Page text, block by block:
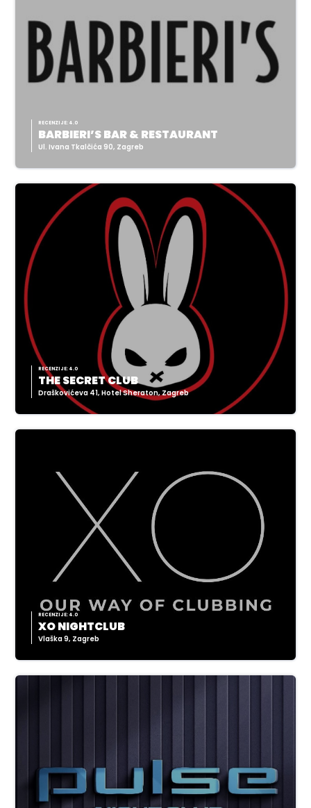
RECENZIJE: 4.0
BARBIERI’S BAR & RESTAURANT
Ul. Ivana Tkalčića 90, Zagreb
RECENZIJE: 4.0
THE SECRET CLUB
Draškovićeva 41, Hotel Sheraton, Zagreb
RECENZIJE: 4.0
XO NIGHTCLUB
Vlaška 9, Zagreb